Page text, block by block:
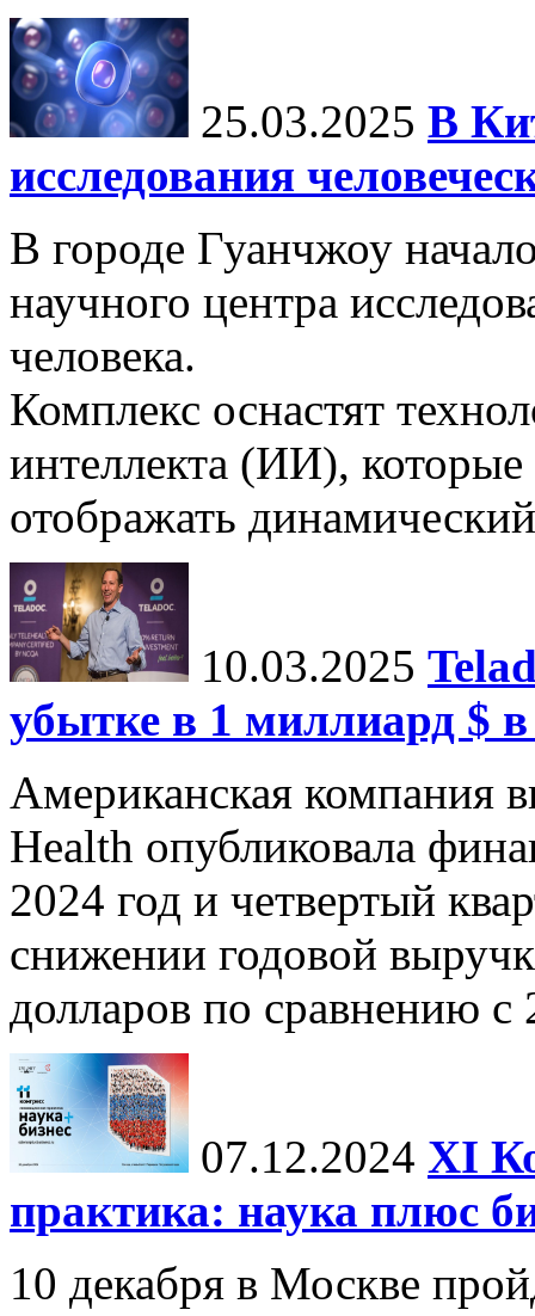
25.03.2025 В
исследования
В городе Гуанчжоу
научного центра
человека.
Комплекс оснастят
интеллекта (ИИ),
отображать
10.03.2025
убытке в 1 миллиард $ в
Американская компания
Health опубликовала
2024 год и четвертый
снижении годовой
долларов по сравнению с
07.12.2024 ХI
практика: наука плюс
10 декабря в Москве